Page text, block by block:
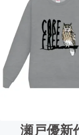
瀬戸優新